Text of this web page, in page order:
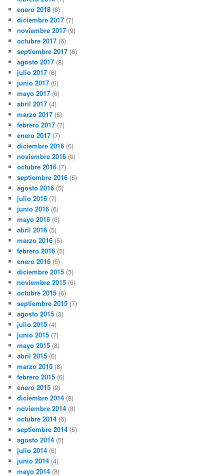
enero 2018 (8)
diciembre 2017 (7)
noviembre 2017 (9)
octubre 2017 (6)
septiembre 2017 (6)
agosto 2017 (8)
julio 2017 (6)
junio 2017 (6)
mayo 2017 (6)
abril 2017 (4)
marzo 2017 (6)
febrero 2017 (7)
enero 2017 (7)
diciembre 2016 (6)
noviembre 2016 (6)
octubre 2016 (7)
septiembre 2016 (5)
agosto 2016 (5)
julio 2016 (7)
junio 2016 (6)
mayo 2016 (6)
abril 2016 (5)
marzo 2016 (5)
febrero 2016 (5)
enero 2016 (5)
diciembre 2015 (5)
noviembre 2015 (6)
octubre 2015 (6)
septiembre 2015 (7)
agosto 2015 (3)
julio 2015 (4)
junio 2015 (7)
mayo 2015 (8)
abril 2015 (6)
marzo 2015 (8)
febrero 2015 (6)
enero 2015 (9)
diciembre 2014 (8)
noviembre 2014 (8)
octubre 2014 (6)
septiembre 2014 (5)
agosto 2014 (5)
julio 2014 (6)
junio 2014 (4)
mayo 2014 (8)